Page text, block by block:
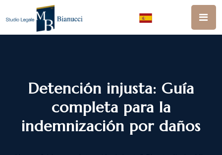
Detención injusta: Guía
completa para la
indemnización por daños